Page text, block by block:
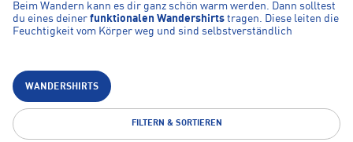
Beim Wandern kann es dir ganz schön warm werden. Dann solltest
du eines deiner funktionalen Wandershirts tragen. Diese leiten die
Feuchtigkeit vom Körper weg und sind selbstverständlich
Materialmix, es gibt aber auch reine Baumwollmodelle. Zudem ist
es ratsam, Shirts mit kurzen und langen Ärmeln im Schrank zu
haben. Auf diese Weise bist du für jedes Wetter gerüstet.
Angenehm ist auch, dass manche Wandershirts sehr schnell
trocknen. Dann ist ein Regenguss oder eine Kurzwäsche beim
Wandern kein Problem.
WANDERSHIRTS
FILTERN & SORTIEREN